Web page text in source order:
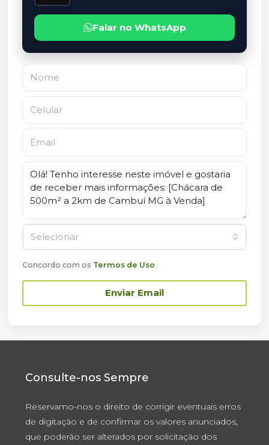
Falar no WhatsApp
Selecionar
Concordo com os Termos de Uso
Enviar Email
Consulte-nos Sempre
Reservamo-nos o direito de corrigir eventuais erros
de digitação e de confirmar os valores anunciados,
que poderão ser alterados por solicitação dos